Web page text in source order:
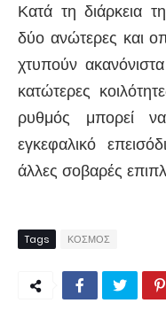
Κατά τη διάρκεια
δύο ανώτερες και
χτυπούν
κατώτερες
ρυθμός μπορεί
εγκεφαλικό
άλλες σοβαρές
Tags ΚΟΣΜΟΣ